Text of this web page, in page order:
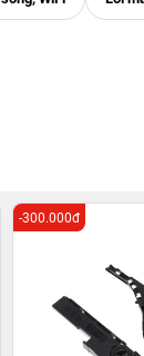
-300.000đ